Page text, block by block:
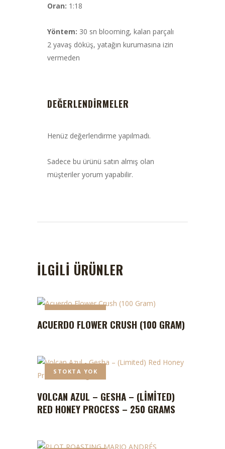
Oran: 1:18
Yöntem: 30 sn blooming, kalan parçalı
2 yavaş döküş, yatağın kurumasına izin
vermeden
DEĞERLENDIRMELER
Henüz değerlendirme yapılmadı.
Sadece bu ürünü satın almış olan
müşteriler yorum yapabilir.
İLGILI ÜRÜNLER
STOKTA YOK
ACUERDO FLOWER CRUSH (100 GRAM)
STOKTA YOK
VOLCAN AZUL – GESHA – (LIMITED)
RED HONEY PROCESS – 250 GRAMS